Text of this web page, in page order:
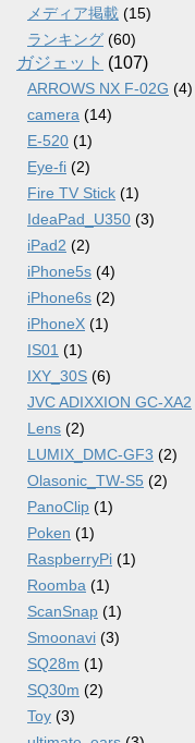
メディア掲載 (15)
ランキング (60)
ガジェット (107)
ARROWS NX F-02G (4)
camera (14)
E-520 (1)
Eye-fi (2)
Fire TV Stick (1)
IdeaPad_U350 (3)
iPad2 (2)
iPhone5s (4)
iPhone6s (2)
iPhoneX (1)
IS01 (1)
IXY_30S (6)
JVC ADIXXION GC-XA2
Lens (2)
LUMIX_DMC-GF3 (2)
Olasonic_TW-S5 (2)
PanoClip (1)
Poken (1)
RaspberryPi (1)
Roomba (1)
ScanSnap (1)
Smoonavi (3)
SQ28m (1)
SQ30m (2)
Toy (3)